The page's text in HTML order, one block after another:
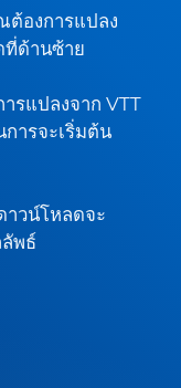
ต้องการแปลง
ที่ด้านซ้าย
รแปลงจาก VTT
การจะเริ่มต้น
าวน์โหลดจะ
พธ์